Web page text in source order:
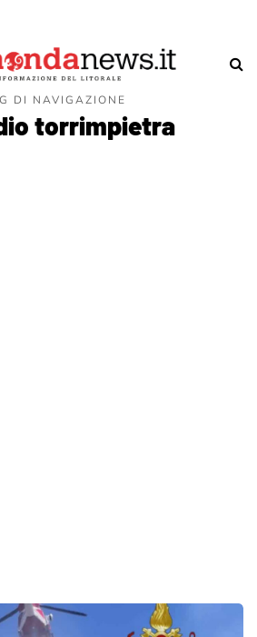
DI NAVIGAZIONE
torrimpietra